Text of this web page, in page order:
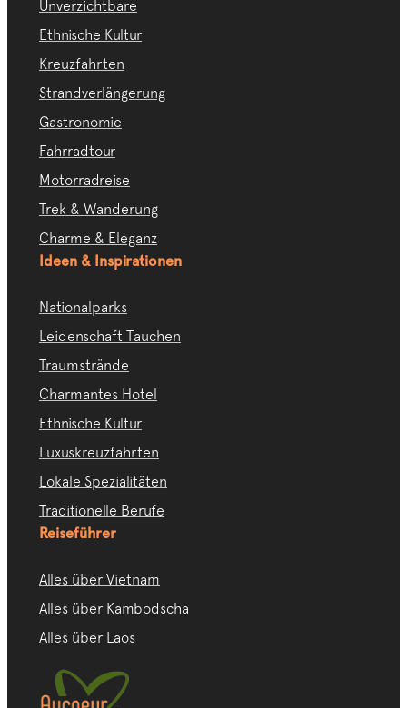
Unverzichtbare
Ethnische Kultur
Kreuzfahrten
Strandverlängerung
Gastronomie
Fahrradtour
Motorradreise
Trek & Wanderung
Charme & Eleganz
Ideen & Inspirationen
Nationalparks
Leidenschaft Tauchen
Traumstrände
Charmantes Hotel
Ethnische Kultur
Luxuskreuzfahrten
Lokale Spezialitäten
Traditionelle Berufe
Reiseführer
Alles über Vietnam
Alles über Kambodscha
Alles über Laos